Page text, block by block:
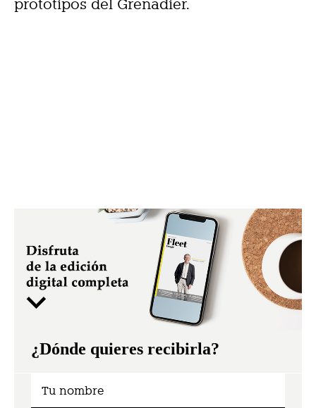
prototipos del Grenadier.
¿Dónde quieres recibirla?